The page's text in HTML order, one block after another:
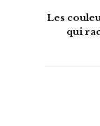
Les
qui